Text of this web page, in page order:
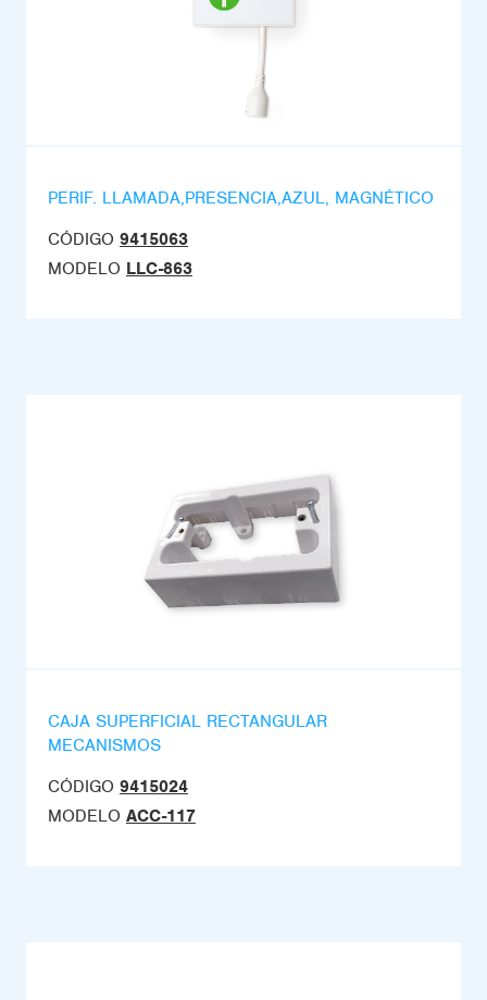
PERIF. LLAMADA,PRESENCIA,AZUL, MAGNÉTICO
CÓDIGO 9415063
MODELO LLC-863
CAJA SUPERFICIAL RECTANGULAR
MECANISMOS
CÓDIGO 9415024
MODELO ACC-117